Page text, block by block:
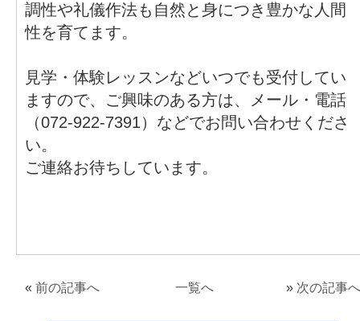
調性や礼儀作法も自然と身につき豊かな人間
性を育てます。
見学・体験レッスンなどいつでも受付してい
ますので、ご興味のある方は、メール・電話
（072-922-7391）などでお問い合わせくださ
い。
ご連絡お待ちしています。
« 前の記事へ 一覧へ » 次の記事へ